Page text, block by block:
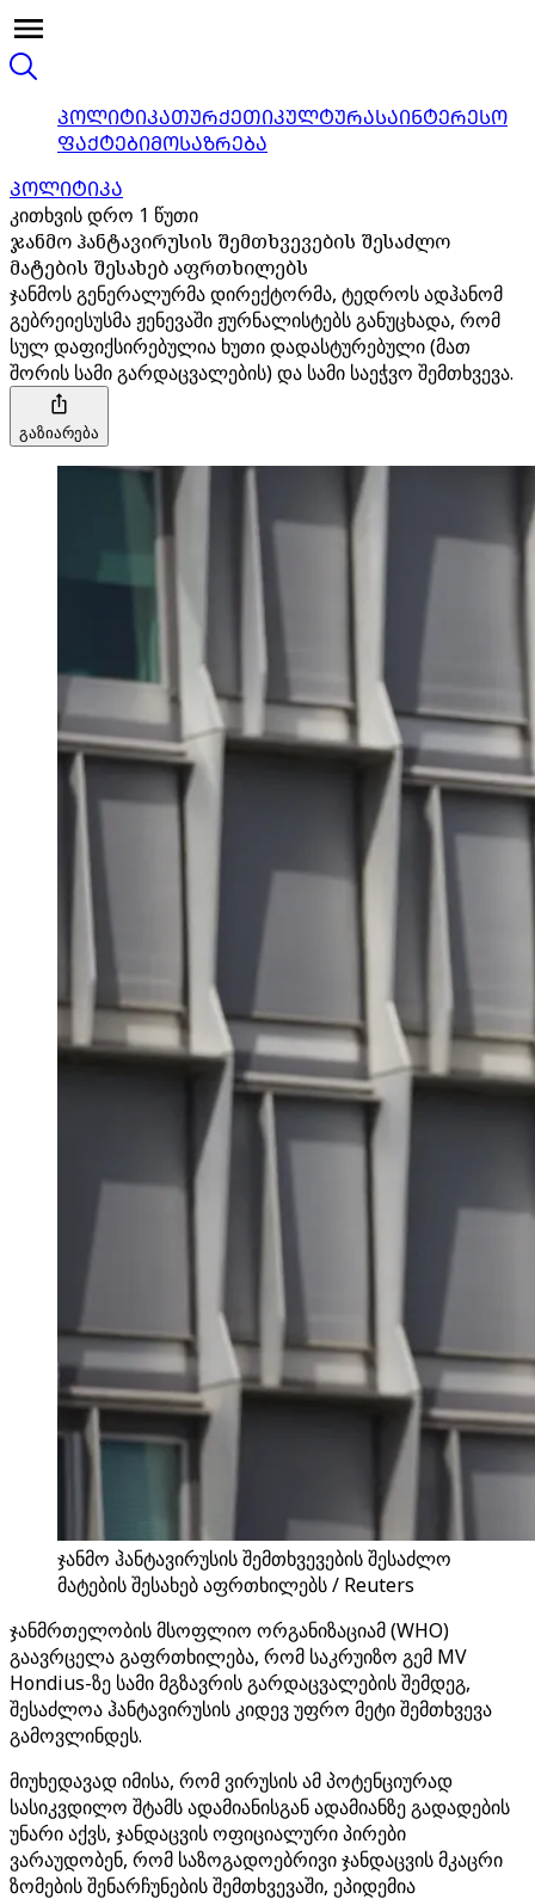
ᲞᲝᲚᲘᲢᲘᲙᲐᲗᲣᲠᲥᲔᲗᲘᲙᲣᲚᲢᲣᲠᲐᲡᲐᲘᲜᲢᲔᲠᲔᲡᲝ
ᲤᲐᲥᲢᲔᲑᲘᲛᲝᲡᲐᲖᲠᲔᲑᲐ
ᲞᲝᲚᲘᲢᲘᲙᲐ
კითხვის დრო 1 წუთი
ჯანმო ჰანტავირუსის შემთხვევების შესაძლო
მატების შესახებ აფრთხილებს
ჯანმოს გენერალურმა დირექტორმა, ტედროს ადჰანომ
გებრეიესუსმა ჟენევაში ჟურნალისტებს განუცხადა, რომ
სულ დაფიქსირებულია ხუთი დადასტურებული (მათ
შორის სამი გარდაცვალების) და სამი საეჭვო შემთხვევა.
გაზიარება
ჯანმო ჰანტავირუსის შემთხვევების შესაძლო
მატების შესახებ აფრთხილებს / Reuters
ჯანმრთელობის მსოფლიო ორგანიზაციამ (WHO)
გაავრცელა გაფრთხილება, რომ საკრუიზო გემ MV
Hondius-ზე სამი მგზავრის გარდაცვალების შემდეგ,
შესაძლოა ჰანტავირუსის კიდევ უფრო მეტი შემთხვევა
გამოვლინდეს.
მიუხედავად იმისა, რომ ვირუსის ამ პოტენციურად
სასიკვდილო შტამს ადამიანისგან ადამიანზე გადადების
უნარი აქვს, ჯანდაცვის ოფიციალური პირები
ვარაუდობენ, რომ საზოგადოებრივი ჯანდაცვის მკაცრი
ზომების შენარჩუნების შემთხვევაში, ეპიდემია